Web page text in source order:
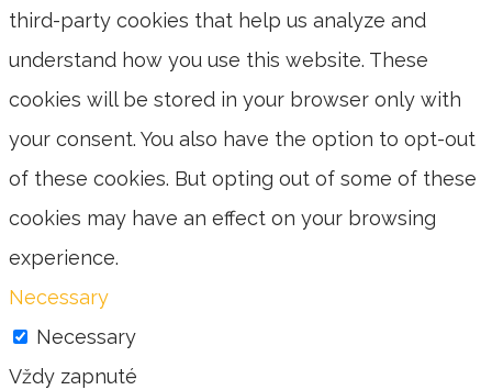
third-party cookies that help us analyze and
understand how you use this website. These
cookies will be stored in your browser only with
your consent. You also have the option to opt-out
of these cookies. But opting out of some of these
cookies may have an effect on your browsing
experience.
Necessary
Necessary
Vždy zapnuté